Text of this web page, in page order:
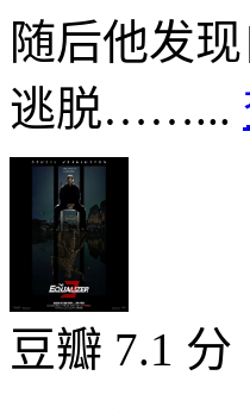
随后他发
逃脱……...
豆瓣 7.1 分